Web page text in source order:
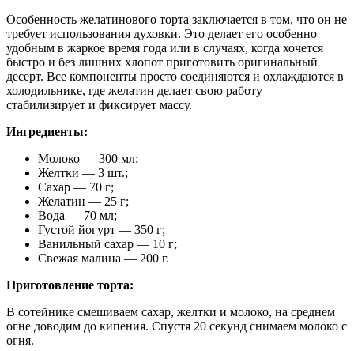
Особенность желатинового торта заключается в том, что он не
требует использования духовки. Это делает его особенно
удобным в жаркое время года или в случаях, когда хочется
быстро и без лишних хлопот приготовить оригинальный
десерт. Все компоненты просто соединяются и охлаждаются в
холодильнике, где желатин делает свою работу —
стабилизирует и фиксирует массу.
Ингредиенты:
Молоко — 300 мл;
Желтки — 3 шт.;
Сахар — 70 г;
Желатин — 25 г;
Вода — 70 мл;
Густой йогурт — 350 г;
Ванильный сахар — 10 г;
Свежая малина — 200 г.
Приготовление торта:
В сотейнике смешиваем сахар, желтки и молоко, на среднем
огне доводим до кипения. Спустя 20 секунд снимаем молоко с
огня.